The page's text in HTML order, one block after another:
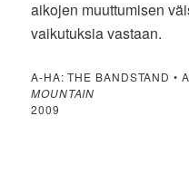
aikojen muuttumisen
vaikutuksia vastaan.
A-HA: THE BANDSTAND •
MOUNTAIN
2009